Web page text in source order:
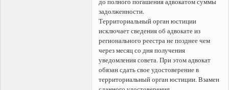
задолженности.
Территориальный орган юстиции
исключает сведения об адвокате из
регионального реестра не позднее чем
через месяц со дня получения
уведомления совета. При этом адвокат
обязан сдать свое удостоверение в
территориальный орган юстиции. Взамен